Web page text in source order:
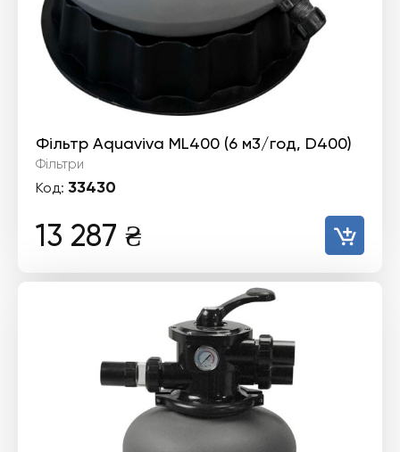
Фільтр Aquaviva ML400 (6 м3/год, D400)
Фільтри
Код: 33430
13 287 ₴